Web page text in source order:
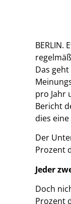
BERLIN.
Das
pro Jahr
Bericht
dies
Der
Prozent
Jeder
Doch
Prozent